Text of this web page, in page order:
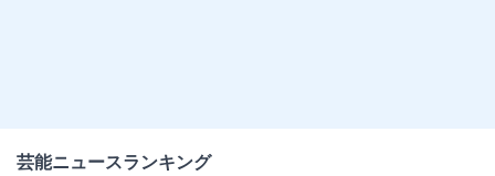
芸能ニュースランキング